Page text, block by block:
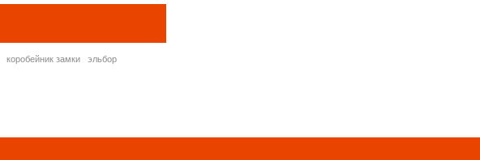
коробейник замки эльбор